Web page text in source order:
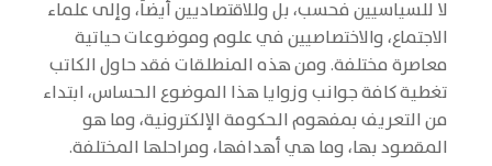
لا للسياسيين فحسب، بل وللاقتصاديين أيضاً، وإلى علماء
الاجتماع، والاختصاصيين في علوم وموضوعات حياتية
معاصرة مختلفة. ومن هذه المنطلقات فقد حاول الكاتب
تغطية كافة جوانب وزوايا هذا الموضوع الحساس، ابتداء
من التعريف بمفهوم الحكومة الإلكترونية، وما هو
المقصود بها، وما هي أهدافها، ومراحلها المختلفة.